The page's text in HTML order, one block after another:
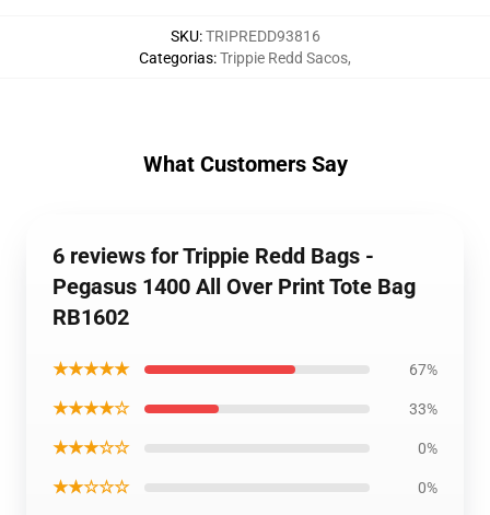
SKU:TRIPREDD93816
Categorias:Trippie Redd Sacos,
What Customers Say
6 reviews for Trippie Redd Bags -
Pegasus 1400 All Over Print Tote Bag
RB1602
★★★★★ 67%
★★★★☆ 33%
★★★☆☆ 0%
★★☆☆☆ 0%